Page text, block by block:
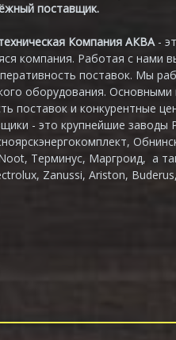
поставщик.
Компания АКВА -
компания. Работая с нами
поставок. Мы
оборудования.
поставок и конкурентные
- это крупнейшие заводы
Терминус, Маргроид, а
Zanussi, Ariston,